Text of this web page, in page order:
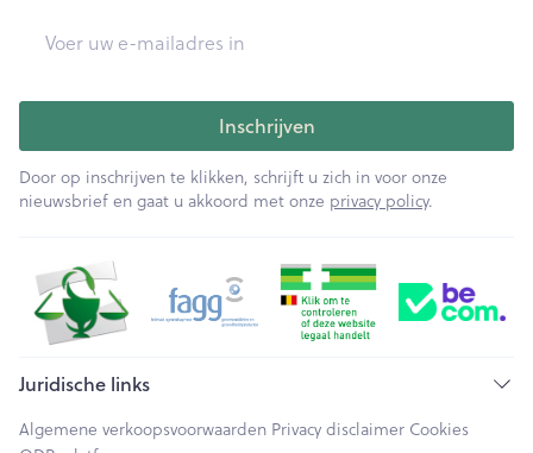
Inschrijven
Door op inschrijven te klikken, schrijft u zich in voor onze
nieuwsbrief en gaat u akkoord met onze privacy policy.
Juridische links
Algemene verkoopsvoorwaarden Privacy disclaimer Cookies